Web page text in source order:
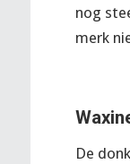
nog
merk
De